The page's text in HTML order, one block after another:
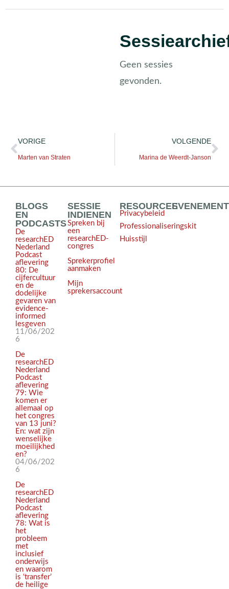
Geen sessies
gevonden.
VORIGE
Marten van Straten
VOLGENDE
Marina de Weerdt-Janson
BLOGS
EN
PODCASTS
De
researchED
Nederland
Podcast
aflevering
80: De
cijfercultuur
en de
dodelijke
gevaren van
evidence-
informed
lesgeven
11/06/202
6
De
researchED
Nederland
Podcast
aflevering
79: Wie
komen er
allemaal op
het congres
van 13 juni?
En: wat zijn
wenselijke
moeilijkhed
en?
04/06/202
6
De
researchED
Nederland
Podcast
aflevering
78: Wat is
het
probleem
met
inclusief
onderwijs
en waarom
is ‘transfer’
de heilige
SESSIE
INDIENEN
Spreken bij
een
researchED-
congres
Sprekerprofiel
aanmaken
Mijn
sprekersaccount
RESOURCES
Privacybeleid
Professionaliseringskit
Huisstijl